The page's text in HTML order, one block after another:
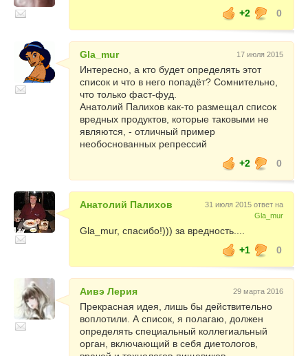
+2
0
Gla_mur 17 июля 2015
Интересно, а кто будет определять этот
список и что в него попадёт? Сомнительно,
что только фаст-фуд.
Анатолий Палихов как-то размещал список
вредных продуктов, которые таковыми не
являются, - отличный пример
необоснованных репрессий
+2
0
Анатолий Палихов
31 июля 2015 ответ на
Gla_mur
Gla_mur, спасибо!))) за вредность....
+1
0
Аивэ Лерия 29 марта 2016
Прекрасная идея, лишь бы действительно
воплотили. А список, я полагаю, должен
определять специальный коллегиальный
орган, включающий в себя диетологов,